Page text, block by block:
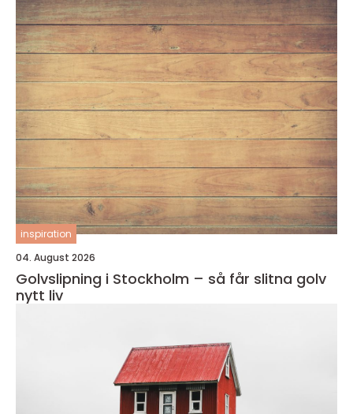
inspiration
04. August 2026
Golvslipning i Stockholm – så får slitna golv
nytt liv